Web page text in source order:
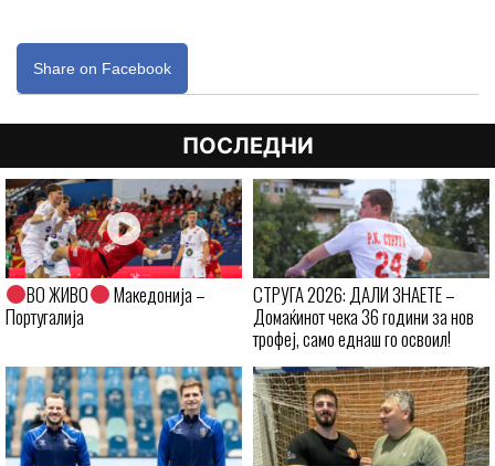
Share on Facebook
ПОСЛЕДНИ
ВО ЖИВО
Македонија –
Португалија
СТРУГА 2026: ДАЛИ ЗНАЕТЕ –
Домаќинот чека 36 години за нов
трофеј, само еднаш го освоил!